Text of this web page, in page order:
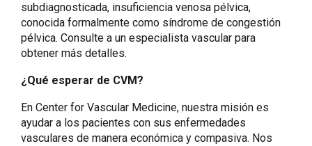
subdiagnosticada, insuficiencia venosa pélvica,
conocida formalmente como síndrome de congestión
pélvica. Consulte a un especialista vascular para
obtener más detalles.
¿Qué esperar de CVM?
En Center for Vascular Medicine, nuestra misión es
ayudar a los pacientes con sus enfermedades
vasculares de manera económica y compasiva. Nos